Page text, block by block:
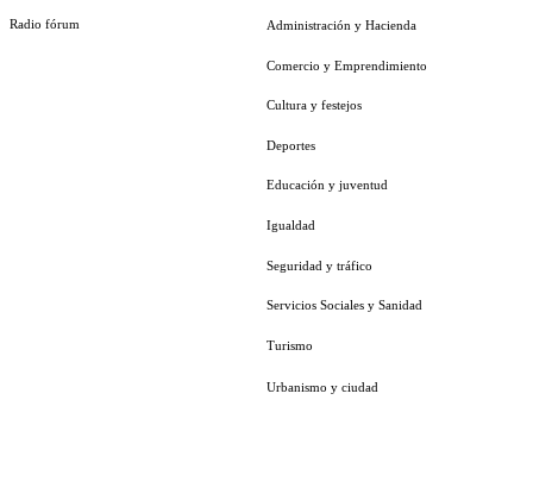
Radio fórum Administración y Hacienda
Comercio y Emprendimiento
Cultura y festejos
Deportes
Educación y juventud
Igualdad
Seguridad y tráfico
Servicios Sociales y Sanidad
Turismo
Urbanismo y ciudad